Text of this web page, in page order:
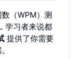
（WPM）测
学习者来说都
提供了你需要